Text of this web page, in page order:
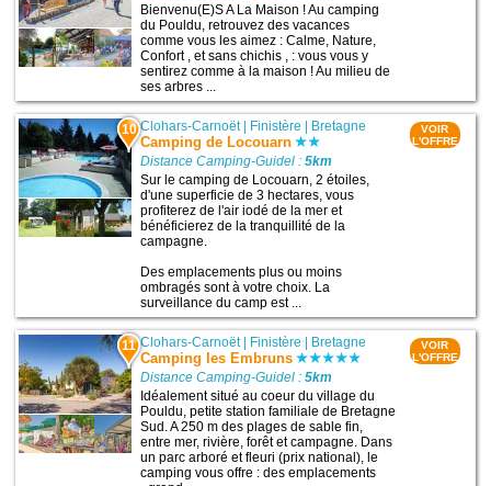
Bienvenu(E)S A La Maison ! Au camping
du Pouldu, retrouvez des vacances
comme vous les aimez : Calme, Nature,
Confort , et sans chichis , : vous vous y
sentirez comme à la maison ! Au milieu de
ses arbres ...
10 Clohars-Carnoët| Finistère | Bretagne
Camping de Locouarn
Distance Camping-Guidel :5km
Sur le camping de Locouarn, 2 étoiles,
d'une superficie de 3 hectares, vous
profiterez de l'air iodé de la mer et
bénéficierez de la tranquillité de la
campagne.
Des emplacements plus ou moins
ombragés sont à votre choix. La
surveillance du camp est ...
VOIR
L'OFFRE
11 Clohars-Carnoët| Finistère Bretagne
Camping les Embruns
Distance Camping-Guidel :5km
Idéalement situé au coeur du village du
Pouldu, petite station familiale de Bretagne
Sud. A 250 m des plages de sable fin,
entre mer, rivière, forêt et campagne. Dans
un parc arboré et fleuri (prix national), le
camping vous offre : des emplacements
VOIR
L'OFFRE